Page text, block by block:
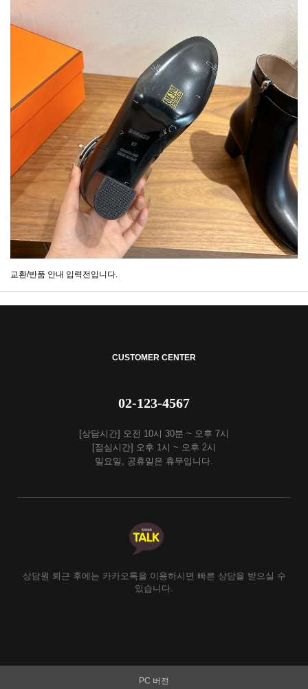
교환/반품 안내 입력전입니다.
CUSTOMER CENTER
02-123-4567
[상담시간] 오전 10시 30분 ~ 오후 7시
[점심시간] 오후 1시 ~ 오후 2시
일요일, 공휴일은 휴무입니다.
상담원 퇴근 후에는 카카오톡을 이용하시면 빠른 상담을 받으실 수
있습니다.
PC 버전